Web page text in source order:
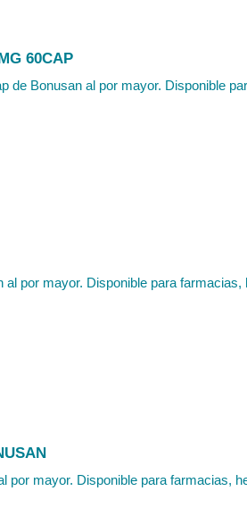
60CAP
de Bonusan al por mayor. Disponible
al por mayor. Disponible para farmacias,
por mayor. Disponible para farmacias,